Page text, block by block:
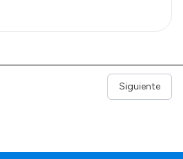
Siguiente